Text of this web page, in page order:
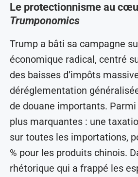
Le protectionnisme au
Trumponomics
Trump a bâti sa campagne
économique radical, centré
des baisses d’impôts
déréglementation
de douane importants.
plus marquantes : une
sur toutes les importations,
% pour les produits chinois.
rhétorique qui a frappé les